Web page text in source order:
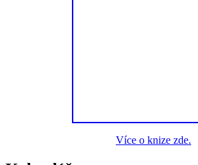
Více o knize zde.